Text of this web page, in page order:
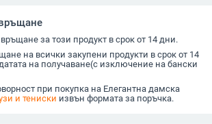
дамска Amazon тема
Лято
за жени
за този продукт в срок от 14 дни.
на всички закупени продукти в срок от 14
на получаване(с изключение на бански
при покупка на Елегантна дамска
и тениски извън формата за поръчка.